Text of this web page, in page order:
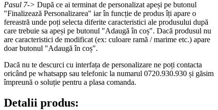
Pasul 7-> După ce ai terminat de personalizat apeși pe butonul
"Finalizează Personalizarea" iar în funcție de produs îți apare o
fereastră unde poți selecta diferite caracteristici ale produsului după
care trebuie sa apeși pe butonul "Adaugă în coș". Dacă produsul nu
are caracteristici de modificat (ex: culoare ramă / marime etc.) apare
doar butonul "Adaugă în coș".
Dacă nu te descurci cu interfața de personalizare ne poți contacta
oricând pe whatsapp sau telefonic la numarul 0720.930.930 și găsim
împreună o soluție pentru a plasa comanda.
Detalii produs: